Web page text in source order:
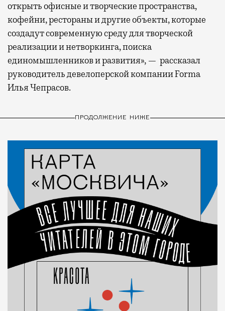
открыть офисные и творческие пространства,
кофейни, рестораны и другие объекты, которые
создадут современную среду для творческой
реализации и нетворкинга, поиска
единомышленников и развития», — рассказал
руководитель девелоперской компании Forma
Илья Чепрасов.
ПРОДОЛЖЕНИЕ НИЖЕ